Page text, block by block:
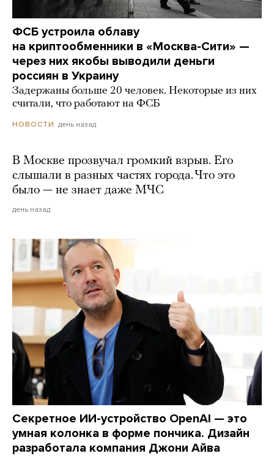
ФСБ устроила облаву
на криптообменники в «Москва-Сити» —
через них якобы выводили деньги
россиян в Украину
Задержаны больше 20 человек. Некоторые из них
считали, что работают на ФСБ
НОВОСТИ день назад
В Москве прозвучал громкий взрыв. Его
слышали в разных частях города. Что это
было — не знает даже МЧС
день назад
Секретное ИИ-устройство OpenAI — это
умная колонка в форме пончика. Дизайн
разработала компания Джони Айва